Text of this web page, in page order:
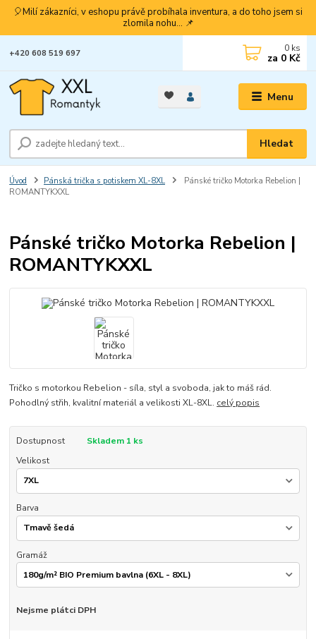
🎈Milí zákazníci, v eshopu právě probíhala inventura, a do toho jsem si
zlomila nohu... 📌
Menu
Hledat
+420 608 519 697 0 ks
za 0 Kč
Úvod Pánská trička s potiskem XL-8XL
Pánské tričko Motorka Rebelion |
ROMANTYKXXL
Pánské tričko Motorka Rebelion |
ROMANTYKXXL
Tričko s motorkou Rebelion - síla, styl a svoboda, jak to máš rád.
Pohodlný střih, kvalitní materiál a velikosti XL-8XL. celý popis
Dostupnost
Skladem 1 ks
Velikost
Barva
Gramáž
Nejsme plátci DPH